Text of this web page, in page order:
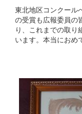
東北地区コンクール
の受賞も広報委員の
り、これまでの取り
います。本当におめ